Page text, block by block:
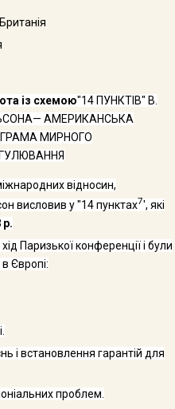
із схемою"14 ПУНКТІВ" В.
АМЕРИКАНСЬКА
МИРНОГО
відносин,
висловив у "14 пунк­тах7', які
р.
Паризької конфе­ренції і були
Європі:
і встановлення гаран­тій для
проблем.